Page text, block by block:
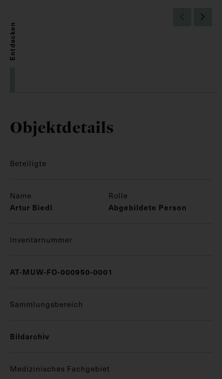
Entdecken
Objektdetails
Beteiligte
Name Rolle
Artur Biedl Abgebildete Person
Inventarnummer
AT-MUW-FO-000950-0001
Sammlungsbereich
Bildarchiv
Medizinisches Fachgebiet